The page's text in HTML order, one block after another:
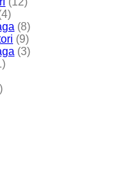
(8)
(9)
(3)